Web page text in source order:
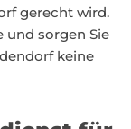
gerecht wird.
und sorgen Sie
keine